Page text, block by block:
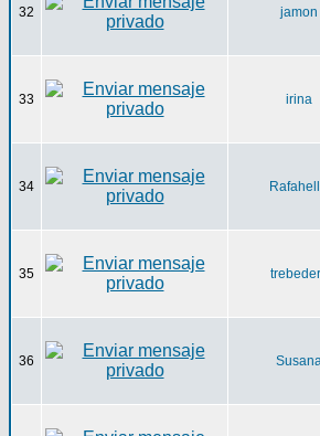
32 jamon
33 irina
34
35
36